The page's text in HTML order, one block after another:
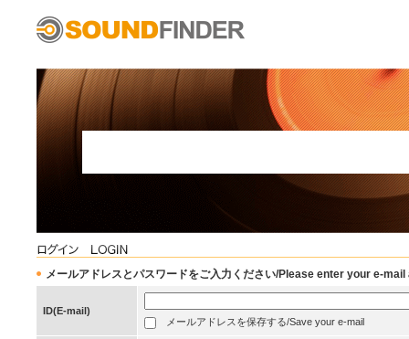
メールアドレスとパスワードをご入力ください/Please enter your e-
ID(E-mail)
メールアドレスを保存する/Save your e-mail